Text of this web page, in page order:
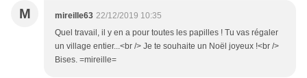
M mireille63 22/12/2019 10:35
Quel travail, il y en a pour toutes les papilles ! Tu vas régaler
un village entier...<br /> Je te souhaite un Noël joyeux !<br />
Bises. =mireille=